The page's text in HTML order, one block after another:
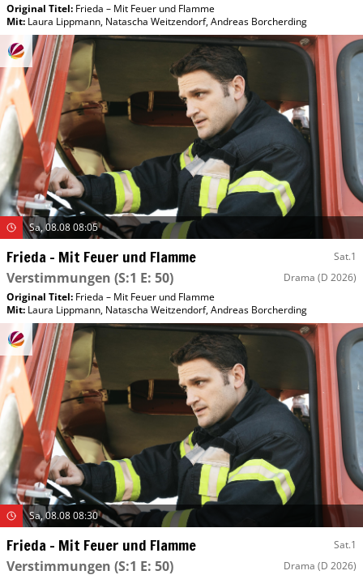
Original Titel: Frieda – Mit Feuer und Flamme
Mit: Laura Lippmann, Natascha Weitzendorf,Andreas Borcherding
Sa, 08.08 08:05
Frieda – Mit Feuer und Flamme Sat.1
Verstimmungen (S:1 E: 50) Drama (D 2026)
Original Titel: Frieda – Mit Feuer und Flamme
Mit: Laura Lippmann, Natascha Weitzendorf,Andreas Borcherding
Sa, 08.08 08:30
Frieda – Mit Feuer und Flamme Sat.1
Verstimmungen (S:1 E: 50) Drama (D 2026)